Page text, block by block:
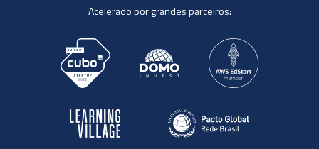
Acelerado por grandes parceiros: